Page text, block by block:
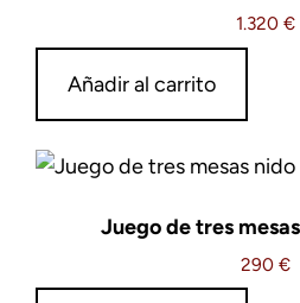
1.320 €
Añadir al carrito
Juego de tres
290 €